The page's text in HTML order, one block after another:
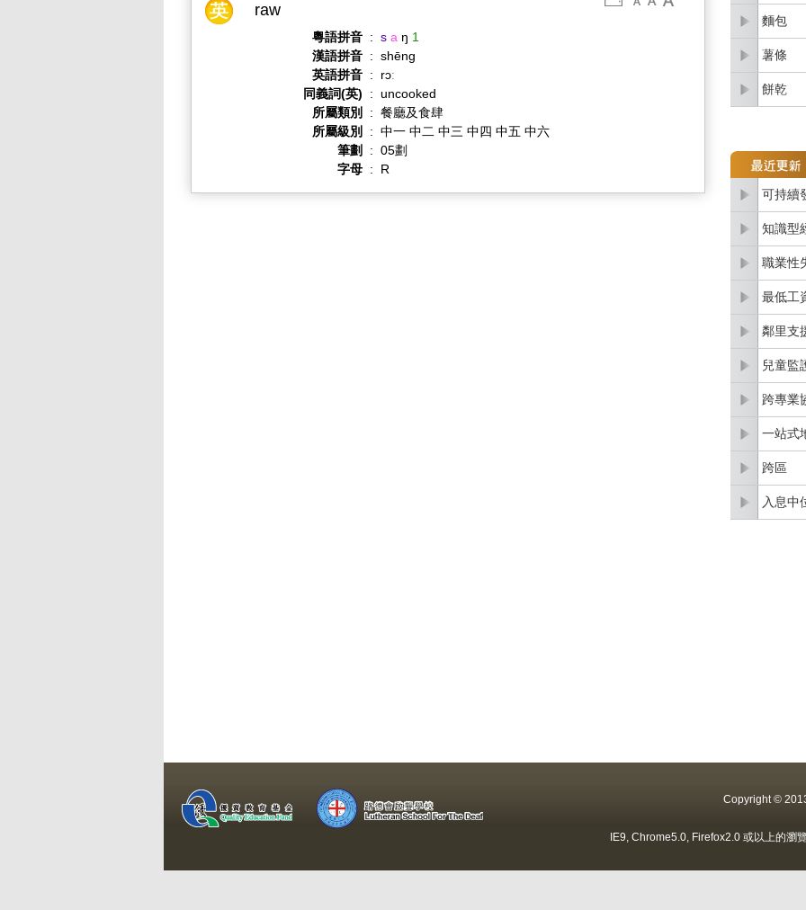
raw
粵語拼音 : s a ŋ 1
漢語拼音 : shēng
英語拼音 :
rɔː
同義詞(英)
: uncooked
所屬類別
: 餐廳及食肆
所屬級別
: 中一 中二 中三 中四 中五 中六
筆劃
: 05劃
字母 : R
麵包
薯條
餅乾
可持續
知識型
職業性
最低工
鄰里支
兒童監
跨專業
一站式
跨區
入息中
Copyright ©
IE9, Chrome5.0, Firefox2.0 或以上的瀏